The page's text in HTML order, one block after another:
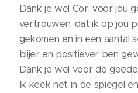
Dank je wel Cor, voor jou
vertrouwen, dat ik op jou
gekomen en in een aantal
blijer en positiever ben
Dank je wel voor de
Ik keek net in de spiegel